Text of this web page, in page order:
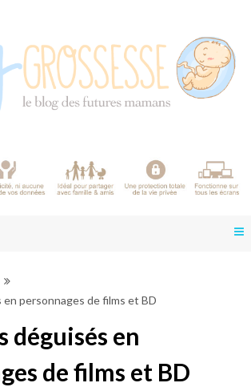
personnages de films et BD
déguisés en
de films et BD